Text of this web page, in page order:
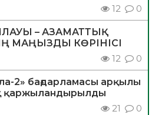
12 0
– АЗАМАТТЫҚ
МАҢЫЗДЫ КӨРІНІСІ
12 0
2» бағдарламасы арқылы
қаржыландырылды
21 0